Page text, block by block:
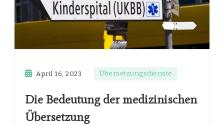
April 16, 2023 Übersetzungsdienste
Die Bedeutung der medizinischen
Übersetzung